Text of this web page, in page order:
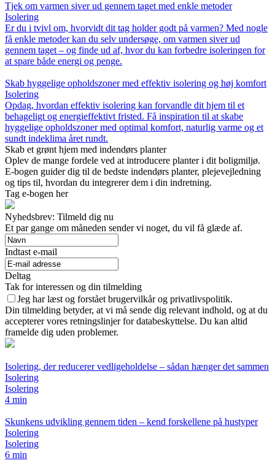
Tjek om varmen siver ud gennem taget med enkle metoder
Isolering
Er du i tvivl om, hvorvidt dit tag holder godt på varmen? Med nogle
få enkle metoder kan du selv undersøge, om varmen siver ud
gennem taget – og finde ud af, hvor du kan forbedre isoleringen for
at spare både energi og penge.
Skab hyggelige opholdszoner med effektiv isolering og høj komfort
Isolering
Opdag, hvordan effektiv isolering kan forvandle dit hjem til et
behageligt og energieffektivt fristed. Få inspiration til at skabe
hyggelige opholdszoner med optimal komfort, naturlig varme og et
sundt indeklima året rundt.
Skab et grønt hjem med indendørs planter
Oplev de mange fordele ved at introducere planter i dit boligmiljø.
E-bogen guider dig til de bedste indendørs planter, plejevejledning
og tips til, hvordan du integrerer dem i din indretning.
Tag e-bogen her
Nyhedsbrev: Tilmeld dig nu
Et par gange om måneden sender vi noget, du vil få glæde af.
Indtast e-mail
Deltag
Tak for interessen og din tilmelding
Jeg har læst og forstået brugervilkår og privatlivspolitik.
Din tilmelding betyder, at vi må sende dig relevant indhold, og at du
accepterer vores retningslinjer for databeskyttelse. Du kan altid
framelde dig uden problemer.
Isolering, der reducerer vedligeholdelse – sådan hænger det sammen
Isolering
Isolering
4 min
Skunkens udvikling gennem tiden – kend forskellene på hustyper
Isolering
Isolering
6 min